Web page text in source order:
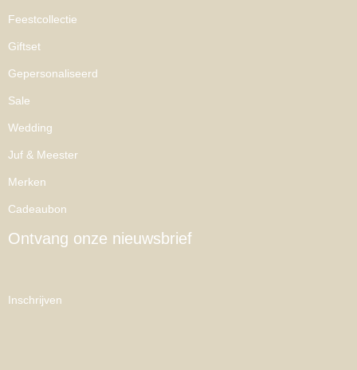
Feestcollectie
Giftset
Gepersonaliseerd
Sale
Wedding
Juf & Meester
Merken
Cadeaubon
Ontvang onze nieuwsbrief
Inschrijven